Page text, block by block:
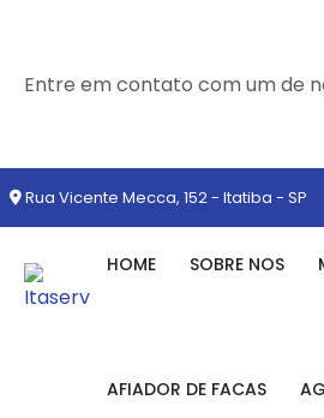
Entre em contato com um de
Rua Vicente Mecca, 152 - Itatiba - SP
HOME SOBRE NOS
AFIADOR DE FACAS